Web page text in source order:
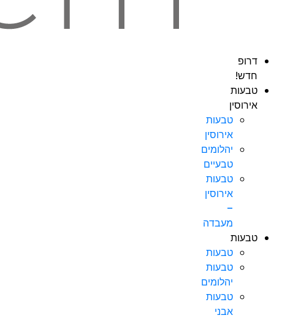
דרופ
חדש!
טבעות
אירוסין
טבעות
אירוסין
יהלומים
טבעיים
טבעות
אירוסין
–
מעבדה
טבעות
טבעות
טבעות
יהלומים
טבעות
אבני